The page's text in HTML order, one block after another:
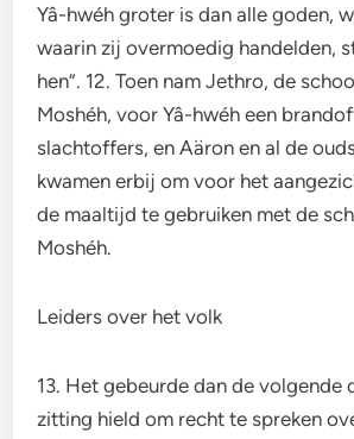
Yâ-hwéh groter is dan alle goden,
waarin zij overmoedig handelden,
hen”. 12. Toen nam Jethro, de
Moshéh, voor Yâ-hwéh een
slachtoffers, en Aäron en al de
kwamen erbij om voor het
de maaltijd te gebruiken met de
Moshéh.
Leiders over het volk
13. Het gebeurde dan de volgende
zitting hield om recht te spreken